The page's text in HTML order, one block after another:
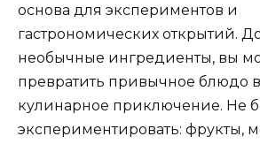
основа для экспериментов и
гастрономических открытий.
необычные ингредиенты, вы
превратить привычное блюдо
кулинарное приключение. Не
экспериментировать: фрукты,